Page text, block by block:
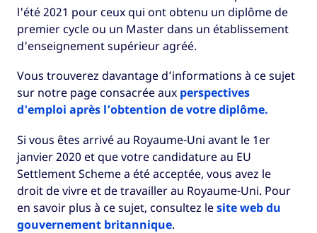
l'été 2021 pour ceux qui ont obtenu un diplôme de
premier cycle ou un Master dans un établissement
d'enseignement supérieur agréé.
Vous trouverez davantage d’informations à ce sujet
sur notre page consacrée aux perspectives
d'emploi après l’obtention de votre diplôme.
Si vous êtes arrivé au Royaume-Uni avant le 1er
janvier 2020 et que votre candidature au EU
Settlement Scheme a été acceptée, vous avez le
droit de vivre et de travailler au Royaume-Uni. Pour
en savoir plus à ce sujet, consultez lesite web du
gouvernement britannique.